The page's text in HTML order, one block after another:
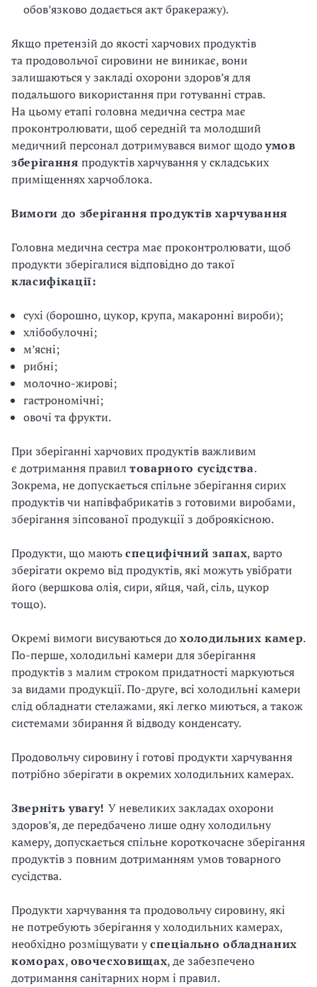
обов’язково додається акт бракеражу).
Якщо претензій до якості харчових продуктів
та продовольчої сировини не виникає, вони
залишаються у закладі охорони здоров’я для
подальшого використання при готуванні страв.
На цьому етапі головна медична сестра має
проконтролювати, щоб середній та молодший
медичний персонал дотримувався вимог щодоумов
зберігання продуктів харчування у складських
приміщеннях харчоблока.
Вимоги до зберігання продуктів харчування
Головна медична сестра має проконтролювати, щоб
продукти зберігалися відповідно до такої
класифікації:
сухі (борошно, цукор, крупа, макаронні вироби);
хлібобулочні;
м’ясні;
рибні;
молочно-жирові;
гастрономічні;
овочі та фрукти.
При зберіганні харчових продуктів важливим
є дотримання правил товарного сусідства.
Зокрема, не допускається спільне зберігання сирих
продуктів чи напівфабрикатів з готовими виробами,
зберігання зіпсованої продукції з доброякісною.
Продукти, що маютьспецифічний запах, варто
зберігати окремо від продуктів, які можуть увібрати
його (вершкова олія, сири, яйця, чай, сіль, цукор
тощо).
Окремі вимоги висуваються дохолодильних камер.
По-перше, холодильні камери для зберігання
продуктів з малим строком придатності маркуються
за видами продукції. По-друге, всі холодильні камери
слід обладнати стелажами, які легко миються, а також
системами збирання й відводу конденсату.
Продовольчу сировину і готові продукти харчування
потрібно зберігати в окремих холодильних камерах.
Звернітьувагу! У невеликих закладах охорони
здоров’я, де передбачено лише одну холодильну
камеру, допускається спільне короткочасне зберігання
продуктів з повним дотриманням умов товарного
сусідства.
Продукти харчування та продовольчу сировину, які
не потребують зберігання у холодильних камерах,
необхідно розміщувати успеціальнообладнаних
коморах,овочесховищах, де забезпечено
дотримання санітарних норм і правил.